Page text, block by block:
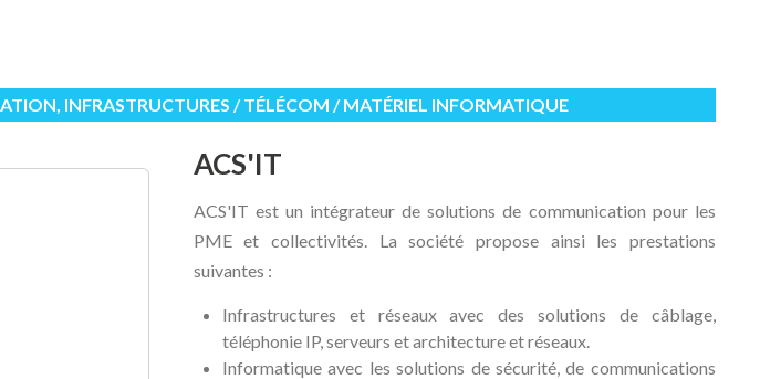
INFRASTRUCTURES / TÉLÉCOM / MATÉRIEL INFORMATIQUE
ACS'IT
ACS'IT est un intégrateur de solutions de communication pour les
PME et collectivités. La société propose ainsi les prestations
suivantes :
Infrastructures et réseaux avec des solutions de câblage,
téléphonie IP, serveurs et architecture et réseaux.
Informatique avec les solutions de sécurité, de communications